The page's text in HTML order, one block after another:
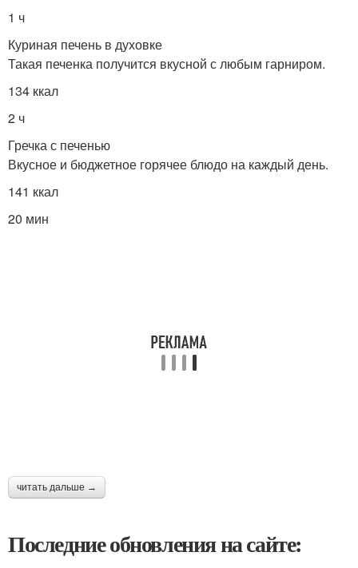
1 ч
Куриная печень в духовке
Такая печенка получится вкусной с любым гарниром.
134 ккал
2 ч
Гречка с печенью
Вкусное и бюджетное горячее блюдо на каждый день.
141 ккал
20 мин
читать дальше →
Последние обновления на сайте: